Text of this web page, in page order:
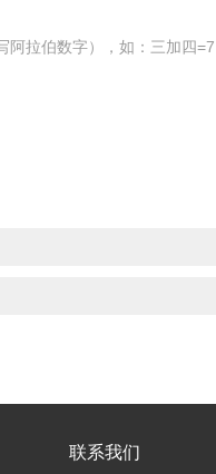
阿拉伯数字），如：三加四=7
联系我们